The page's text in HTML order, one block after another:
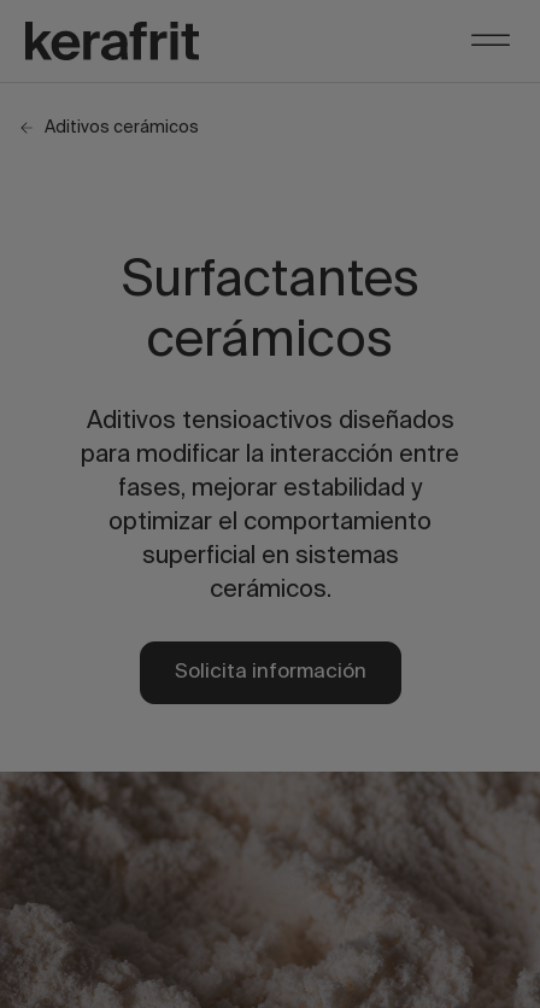
Aditivos cerámicos
Surfactantes
cerámicos
Aditivos tensioactivos diseñados
para modificar la interacción entre
fases, mejorar estabilidad y
optimizar el comportamiento
superficial en sistemas
cerámicos.
Solicita información